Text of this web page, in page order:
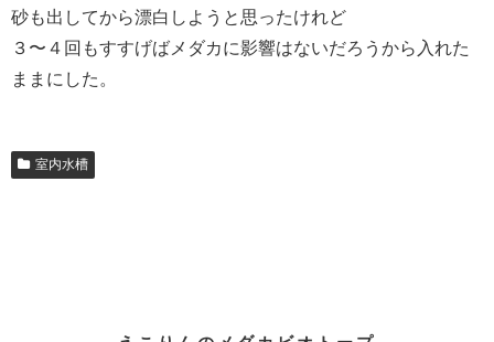
砂も出してから漂白しようと思ったけれど
３〜４回もすすげばメダカに影響はないだろうから入れた
ままにした。
室内水槽